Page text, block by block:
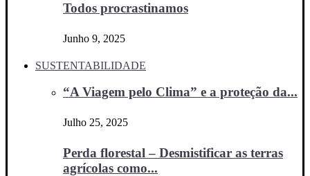
Todos procrastinamos
Junho 9, 2025
SUSTENTABILIDADE
“A Viagem pelo Clima” e a proteção da...
Julho 25, 2025
Perda florestal – Desmistificar as terras
agrícolas como...